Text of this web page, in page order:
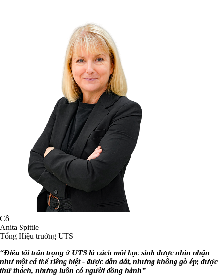
Cô
Anita Spittle
Tổng Hiệu trưởng UTS
“Điều tôi trân trọng ở UTS là cách mỗi học sinh được nhìn nhận
như một cá thể riêng biệt - được dẫn dắt, nhưng không gò ép; được
thử thách, nhưng luôn có người đồng hành”